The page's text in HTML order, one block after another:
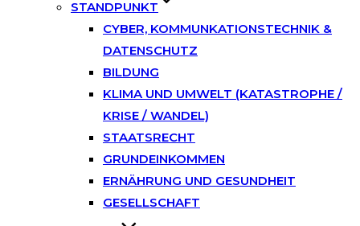
STANDPUNKT
CYBER, KOMMUNKATIONSTECHNIK &
DATENSCHUTZ
BILDUNG
KLIMA UND UMWELT (KATASTROPHE /
KRISE / WANDEL)
STAATSRECHT
GRUNDEINKOMMEN
ERNÄHRUNG UND GESUNDHEIT
GESELLSCHAFT